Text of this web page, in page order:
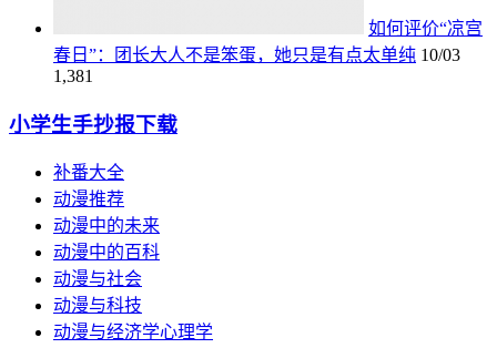
如何评价“凉宫
春日”：团长大人不是笨蛋，她只是有点太单纯 10/03
1,381
小学生手抄报下载
补番大全
动漫推荐
动漫中的未来
动漫中的百科
动漫与社会
动漫与科技
动漫与经济学心理学